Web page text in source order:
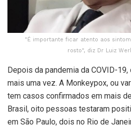
"É importante ficar atento aos
rosto", diz Dr Luiz
Depois da pandemia da COVID-
mais uma vez. A Monkeypox, ou
tem casos confirmados em mais
Brasil, oito pessoas testaram
em São Paulo, dois no Rio de